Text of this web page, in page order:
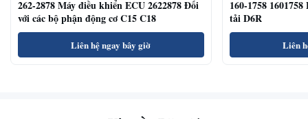
262-2878 Máy điều khiển ECU 2622878 Đối
với các bộ phận động cơ C15 C18
Liên hệ ngay bây giờ
160-1758
tải D6R
Liên